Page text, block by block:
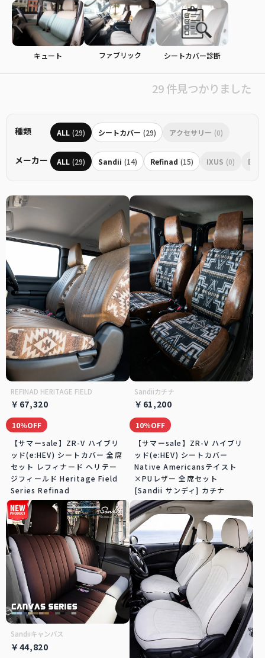
キュート ファブリック シートカバー診断
29 件見つかりました
種類 ALL (29) シートカバー (29) アクセサリー (0)
メーカー ALL (29) Sandii (14) Refinad (15) IXUS (0)
REFINAD HERITAGE FIELD
￥67,320
10％OFF
【サマーsale】ZR-V ハイブリ
ッド(e:HEV) シートカバー 全席
セット レフィナード ヘリテー
ジフィールド Heritage Field
Series Refinad
Sandiiカチナ
￥61,200
10％OFF
【サマーsale】ZR-V ハイブリ
ッド(e:HEV) シートカバー
Native Americansテイスト
×PUレザー 全席セット
[Sandii サンディ] カチナ
Sandiiキャンバス
￥44,820